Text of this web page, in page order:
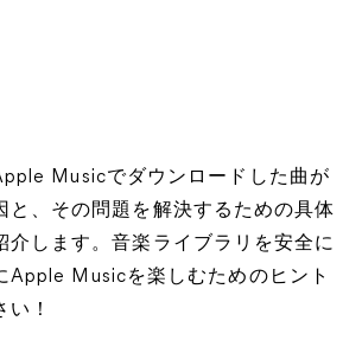
Musicでダウンロードした曲が
と、その問題を解決するための具体
介します。音楽ライブラリを安全に
Apple Musicを楽しむためのヒント
！